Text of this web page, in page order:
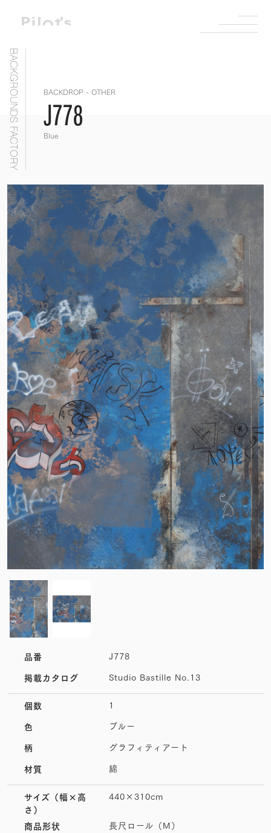
BACKGROUNDS FACTORY BACKDROP - OTHER
J778
Blue
品番 J778
掲載カタログ Studio Bastille No.13
個数 1
色 ブルー
柄 グラフィティアート
材質 綿
サイズ （幅×高
さ）
440×310cm
商品形状 長尺ロール（M）